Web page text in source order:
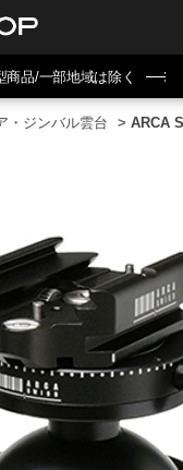
商品/一部地域は除く
・ジンバル雲台 > ARCA